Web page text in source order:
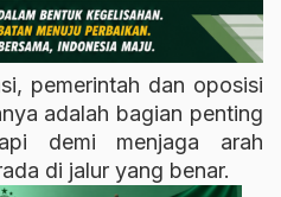
pemerintah dan oposisi
adalah bagian penting
demi menjaga arah
di jalur yang benar.